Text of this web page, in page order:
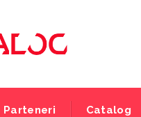
Parteneri Catalog